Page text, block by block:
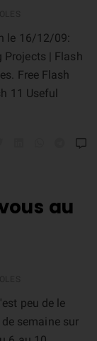
le 16/12/09:
Projects | Flash
Free Flash
11 Useful
au
peu de le
semaine sur